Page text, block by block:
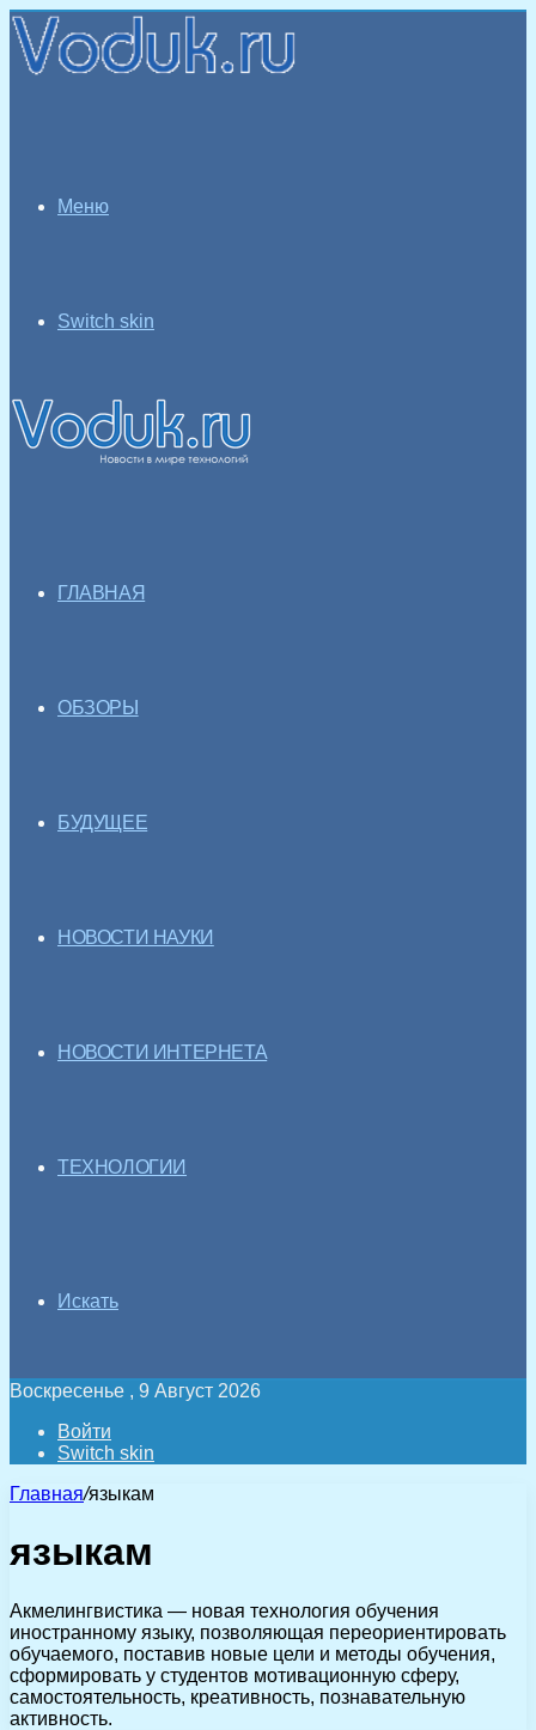
Меню
Switch skin
ГЛАВНАЯ
ОБЗОРЫ
БУДУЩЕЕ
НОВОСТИ НАУКИ
НОВОСТИ ИНТЕРНЕТА
ТЕХНОЛОГИИ
Искать
Воскресенье , 9 Август 2026
Войти
Switch skin
Главная/языкам
языкам
Акмелингвистика — новая технология обучения
иностранному языку, позволяющая переориентировать
обучаемого, поставив новые цели и методы обучения,
сформировать у студентов мотивационную сферу,
самостоятельность, креативность, познавательную
активность.